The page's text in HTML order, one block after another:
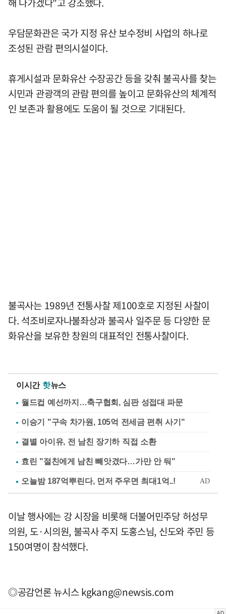
우담문화관은 국가 지정 유산 보수정비 사업의 하나로
조성된 관람 편의시설이다.
휴게시설과 문화유산 수장공간 등을 갖춰 불곡사를 찾는
시민과 관광객의 관람 편의를 높이고 문화유산의 체계적
인 보존과 활용에도 도움이 될 것으로 기대된다.
불곡사는 1989년 전통사찰 제100호로 지정된 사찰이
다. 석조비로자나불좌상과 불곡사 일주문 등 다양한 문
화유산을 보유한 창원의 대표적인 전통사찰이다.
이시간 핫뉴스
월드컵 예선까지…축구협회, 심판 성접대 파문
이승기 "구속 차가원, 105억 전세금 편취 사기"
결별 아이유, 전 남친 장기하 직접 소환
효린 "절친에게 남친 빼앗겼다…가만 안 둬"
이날 행사에는 강 시장을 비롯해 더불어민주당 허성무
의원, 도·시의원, 불곡사 주지 도홍스님, 신도와 주민 등
150여명이 참석했다.
◎공감언론 뉴시스kgkang@newsis.com